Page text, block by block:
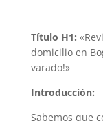
Título H1:
domicilio en
varado!»
Introducción:
Sabemos que